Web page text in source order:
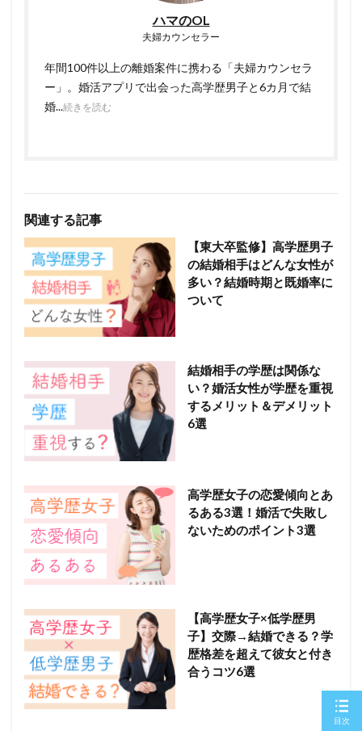
ハマのOL
夫婦カウンセラー
年間100件以上の離婚案件に携わる「夫婦カウンセラ
ー」。婚活アプリで出会った高学歴男子と6カ月で結
婚...続きを読む
関連する記事
【東大卒監修】高学歴男子
の結婚相手はどんな女性が
多い？結婚時期と既婚率に
ついて
結婚相手の学歴は関係な
い？婚活女性が学歴を重視
するメリット＆デメリット
6選
高学歴女子の恋愛傾向とあ
るある3選！婚活で失敗し
ないためのポイント3選
【高学歴女子×低学歴男
子】交際→結婚できる？学
歴格差を超えて彼女と付き
合うコツ6選
目次